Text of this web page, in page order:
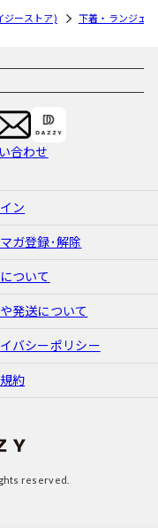
ジーストア) 下着・ランジェ
合わせ
ン
ガ登録･解除
ついて
発送について
バシーポリシー
約
reserved.